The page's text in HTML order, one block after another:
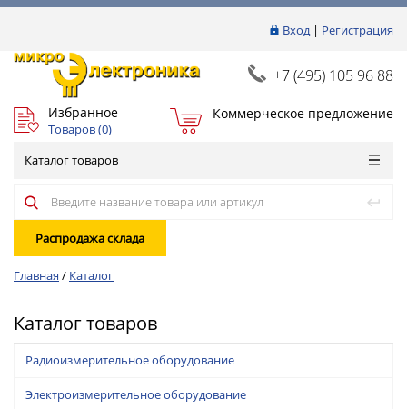
Вход| Регистрация
+7 (495) 105 96 88
Избранное
Товаров (0)
Коммерческое предложение
Каталог товаров
Распродажа склада
Главная / Каталог
Каталог товаров
Радиоизмерительное оборудование
Электроизмерительное оборудование